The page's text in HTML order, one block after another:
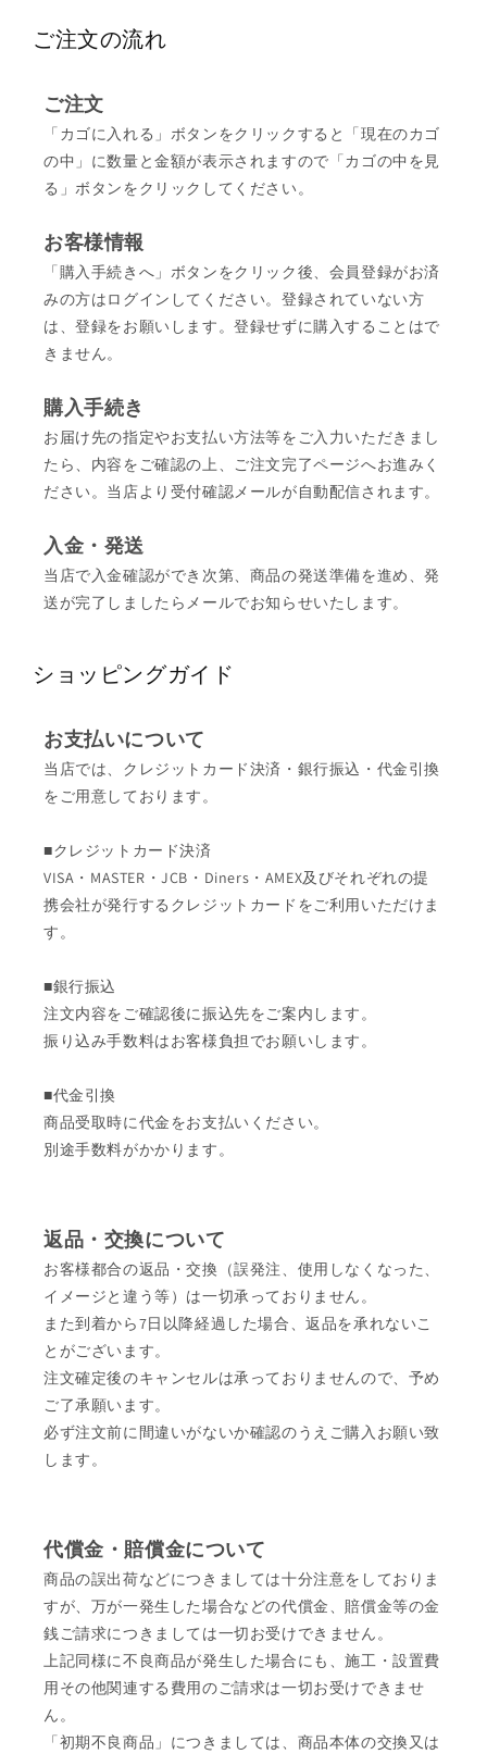
ご注文の流れ
ご注文
「カゴに入れる」ボタンをクリックすると「現在のカゴ
の中」に数量と金額が表示されますので「カゴの中を見
る」ボタンをクリックしてください。
お客様情報
「購入手続きへ」ボタンをクリック後、会員登録がお済
みの方はログインしてください。登録されていない方
は、登録をお願いします。登録せずに購入することはで
きません。
購入手続き
お届け先の指定やお支払い方法等をご入力いただきまし
たら、内容をご確認の上、ご注文完了ページへお進みく
ださい。当店より受付確認メールが自動配信されます。
入金・発送
当店で入金確認ができ次第、商品の発送準備を進め、発
送が完了しましたらメールでお知らせいたします。
ショッピングガイド
お支払いについて
当店では、クレジットカード決済・銀行振込・代金引換
をご用意しております。
■クレジットカード決済
VISA・MASTER・JCB・Diners・AMEX及びそれぞれの提
携会社が発行するクレジットカードをご利用いただけま
す。
■銀行振込
注文内容をご確認後に振込先をご案内します。
振り込み手数料はお客様負担でお願いします。
■代金引換
商品受取時に代金をお支払いください。
別途手数料がかかります。
返品・交換について
お客様都合の返品・交換（誤発注、使用しなくなった、
イメージと違う等）は一切承っておりません。
また到着から7日以降経過した場合、返品を承れないこ
とがございます。
注文確定後のキャンセルは承っておりませんので、予め
ご了承願います。
必ず注文前に間違いがないか確認のうえご購入お願い致
します。
代償金・賠償金について
商品の誤出荷などにつきましては十分注意をしておりま
すが、万が一発生した場合などの代償金、賠償金等の金
銭ご請求につきましては一切お受けできません。
上記同様に不良商品が発生した場合にも、施工・設置費
用その他関連する費用のご請求は一切お受けできませ
ん。
「初期不良商品」につきましては、商品本体の交換又は